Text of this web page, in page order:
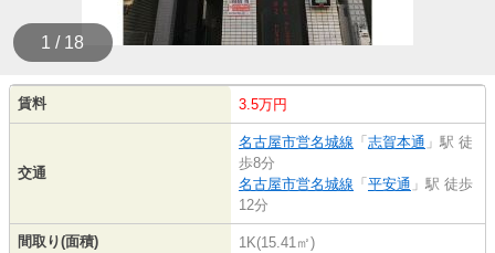
1 / 18
賃料 3.5万円
交通
名古屋市営名城線 「 志賀本通 」駅 徒
歩8分
名古屋市営名城線 「 平安通 」駅 徒歩
12分
間取り(面積) 1K(15.41㎡)